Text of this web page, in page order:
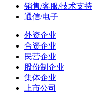
销售/客服/技术支持
通信/电子
外资企业
合资企业
民营企业
股份制企业
集体企业
上市公司